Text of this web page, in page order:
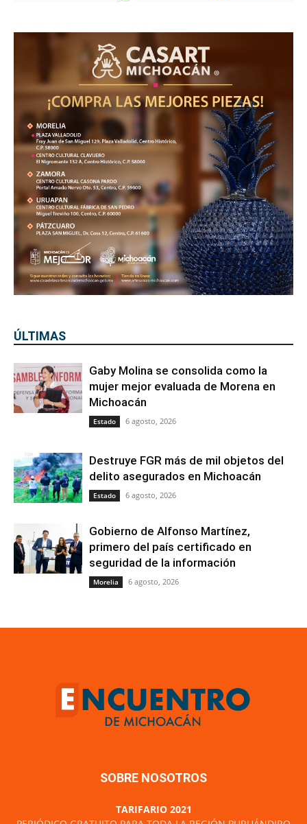
ÚLTIMAS
Gaby Molina se consolida como la
mujer mejor evaluada de Morena en
Michoacán
Estado 6 agosto, 2026
Destruye FGR más de mil objetos del
delito asegurados en Michoacán
Estado 6 agosto, 2026
Gobierno de Alfonso Martínez,
primero del país certificado en
seguridad de la información
Morelia 6 agosto, 2026
SOBRE NOSOTROS
TARIFARIO 2021